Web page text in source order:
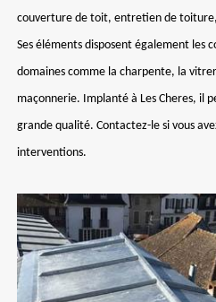
couverture de toit, entretien de
Ses éléments disposent également les
domaines comme la charpente, la
maçonnerie. Implanté à Les Cheres, il
grande qualité. Contactez-le si vous
interventions.